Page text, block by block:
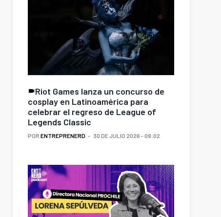
Riot Games lanza un concurso de
cosplay en Latinoamérica para
celebrar el regreso de League of
Legends Classic
POR ENTREPRENERD 30 DE JULIO 2026 - 09:02